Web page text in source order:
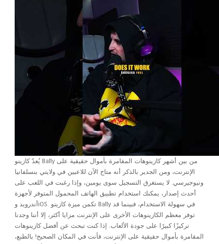
يُعدّ كازينو Bally من بين أشهر كازينوهات المقامرة بأموال حقيقية على
الإنترنت، ومن الجدير بالذكر أنه متاح الآن للاعبين في ولايتي بنسلفانيا
ونيوجيرسي. لا يستغرق التسجيل سوى يومين، وإذا رغبت في اللعب على
أحدث إصدار، يمكنك استخدام تطبيق الهاتف المحمول المتوفر لأجهزة
أندرويد وiOS. تكمن ميزة كازينو Bally في سهولة الاستخدام، فبينما قد
توفر معظم الكازينوهات الأخرى على الإنترنت مزايا أكثر، إلا أننا وجدنا
تركيزًا كبيرًا على جودة الألعاب. إذا كنت تبحث عن أفضل كازينوهات
المقامرة بأموال حقيقية على الإنترنت، فأنت في المكان الصحيح! بالطبع،